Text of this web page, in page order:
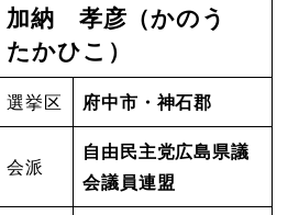
加納 孝彦（かのう
たかひこ）
選挙区 府中市・神石郡
会派
自由民主党広島県議
会議員連盟